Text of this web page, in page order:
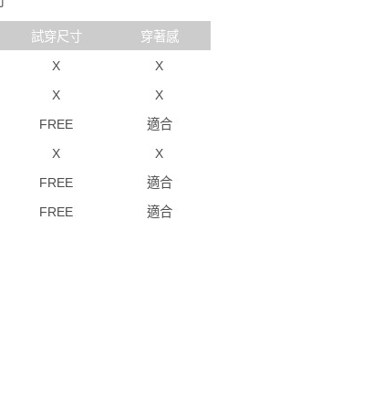
試穿尺寸
穿著感
X
X
X
X
FREE
適合
X
X
FREE
適合
FREE 適合